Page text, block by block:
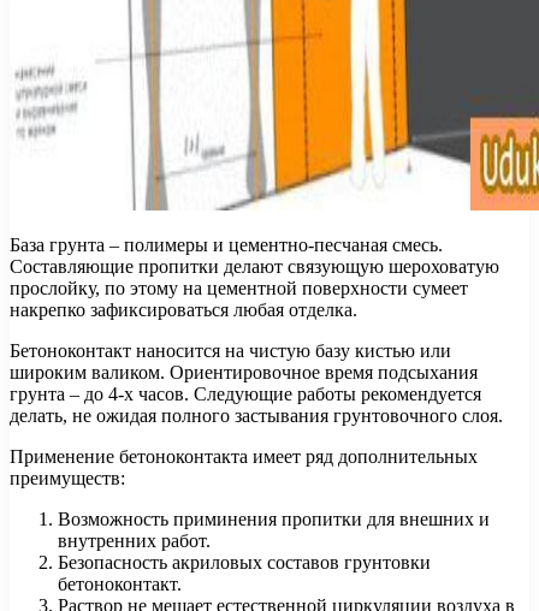
База грунта – полимеры и цементно-песчаная смесь.
Составляющие пропитки делают связующую шероховатую
прослойку, по этому на цементной поверхности сумеет
накрепко зафиксироваться любая отделка.
Бетоноконтакт наносится на чистую базу кистью или
широким валиком. Ориентировочное время подсыхания
грунта – до 4-х часов. Следующие работы рекомендуется
делать, не ожидая полного застывания грунтовочного слоя.
Применение бетоноконтакта имеет ряд дополнительных
преимуществ:
Возможность приминения пропитки для внешних и
внутренних работ.
Безопасность акриловых составов грунтовки
бетоноконтакт.
Раствор не мешает естественной циркуляции воздуха в